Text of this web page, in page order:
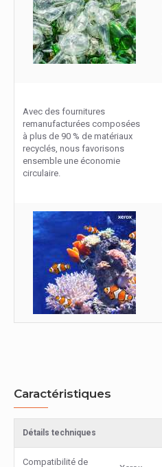
Avec des fournitures
remanufacturées composées
à plus de 90 % de matériaux
recyclés, nous favorisons
ensemble une économie
circulaire.
Caractéristiques
Détails techniques
Compatibilité de